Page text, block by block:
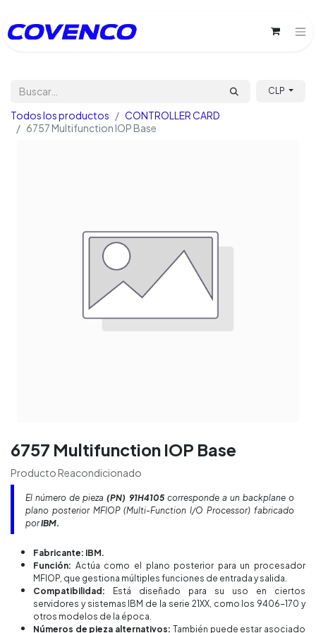
CLP
Todos los productos
CONTROLLER CARD
6757 Multifunction IOP Base
6757 Multifunction IOP Base
Producto Reacondicionado
El número de pieza(PN) 91H4105corresponde a un backplaneo
plano posterior MFIOP (Multi-Function I/O Processor) fabricado
porIBM.
Fabricante: IBM.
Función: Actúa como el plano posterior para un procesador
MFIOP, que gestiona múltiples funciones de entrada y salida.
Compatibilidad: Está diseñado para su uso en ciertos
servidores y sistemas IBM de la serie 21XX, como los 9406-170 y
otros modelos de la época.
Números de pieza alternativos: También puede estar asociado